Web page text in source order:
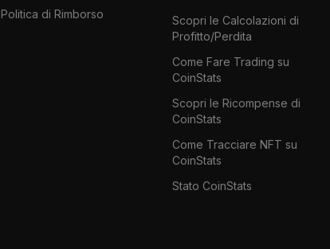
Politica di Rimborso
Scopri le Calcolazioni di
Profitto/Perdita
Come Fare Trading su
CoinStats
Scopri le Ricompense di
CoinStats
Come Tracciare NFT su
CoinStats
Stato CoinStats